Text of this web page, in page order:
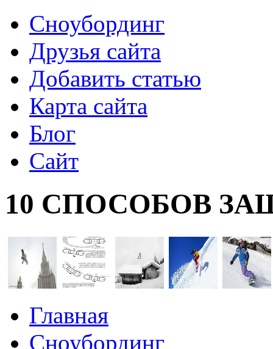
Сноубординг
Друзья сайта
Добавить статью
Карта сайта
Блог
Сайт
10 СПОСОБОВ
Главная
Сноубординг